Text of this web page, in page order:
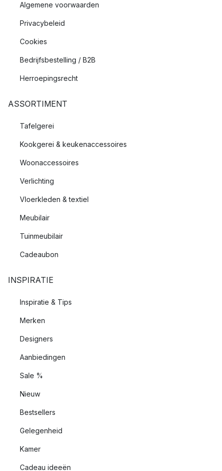
Algemene voorwaarden
Privacybeleid
Cookies
Bedrijfsbestelling / B2B
Herroepingsrecht
ASSORTIMENT
Tafelgerei
Kookgerei & keukenaccessoires
Woonaccessoires
Verlichting
Vloerkleden & textiel
Meubilair
Tuinmeubilair
Cadeaubon
INSPIRATIE
Inspiratie & Tips
Merken
Designers
Aanbiedingen
Sale %
Nieuw
Bestsellers
Gelegenheid
Kamer
Cadeau ideeën